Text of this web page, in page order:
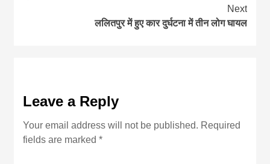
Next
ललितपुर में हुए कार दुर्घटना में तीन लोग घायल
Leave a Reply
Your email address will not be published. Required
fields are marked*